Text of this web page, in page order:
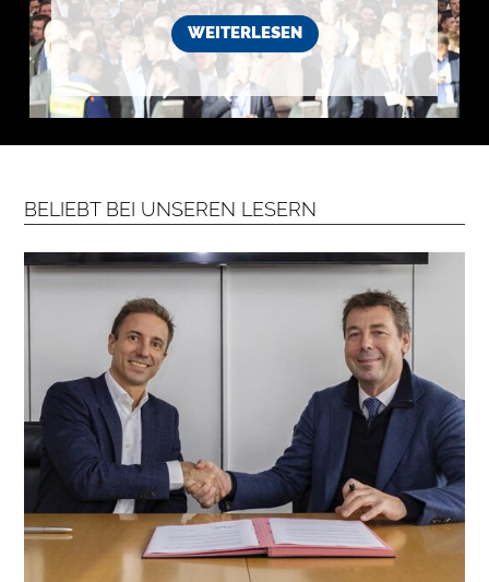
D
e
u
t
c
h
l
L
o
g
s
t
r
e
g
i
o
n
e
n
➔
h
a
n
s
WEITERLESEN
BELIEBT BEI UNSEREN LESERN